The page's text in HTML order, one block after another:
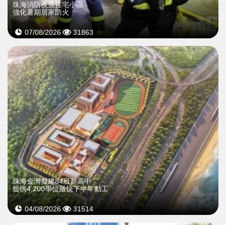
珠海消防夜查住宅小區
強化暑期居家防火
07/08/2026 31863
珠海金灣擬建84班新高中
提供4,200學位最快下半年動工
04/08/2026 31514